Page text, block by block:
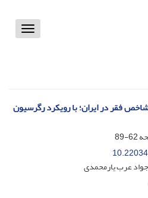
Toggle
فقر در ایران؛ با رویکرد رگرسیون
62-89
جواد عرب یارمحمدی